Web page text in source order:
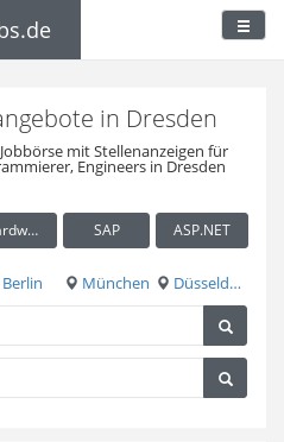
in Dresden
mit Stellenanzeigen für
Engineers in Dresden
Hardware / Embedded SAP ASP.NET
Berlin München Düsseldorf